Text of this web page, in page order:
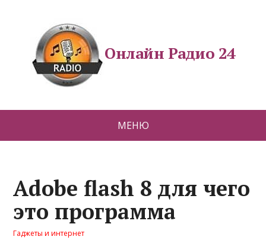
Онлайн Радио 24
МЕНЮ
Adobe flash 8 для чего
это программа
Гаджеты и интернет